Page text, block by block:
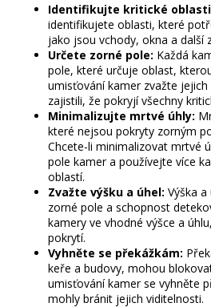
Identifikujte kritické
identifikujete oblasti, které
jako jsou vchody, okna a další
Určete zorné pole: Každá
pole, které určuje oblast,
umisťování kamer zvažte
zajistili, že pokryjí všechny
Minimalizujte mrtvé úhly:
které nejsou pokryty zorným
Chcete-li minimalizovat mrtvé
pole kamer a používejte více
oblastí.
Zvažte výšku a úhel: Výška
zorné pole a schopnost
kamery ve vhodné výšce a
pokrytí.
Vyhněte se překážkám:
keře a budovy, mohou
umisťování kamer se vyhněte
mohly bránit jejich viditelnosti.